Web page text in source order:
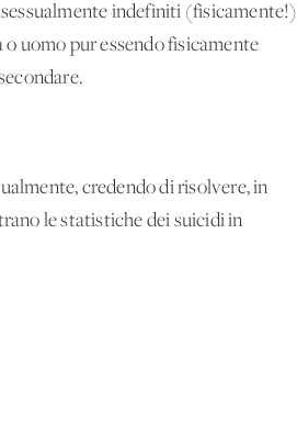
indefiniti (fisicamente!)
o uomo pur essendo fisicamente
credendo di risolvere, in
le statistiche dei suicidi in